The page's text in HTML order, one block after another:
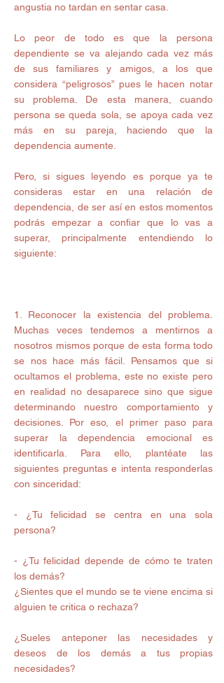
angustia no tardan en sentar casa.
Lo peor de todo es que la persona
dependiente se va alejando cada vez más
de sus familiares y amigos, a los que
considera “peligrosos” pues le hacen notar
su problema. De esta manera, cuando
persona se queda sola, se apoya cada vez
más en su pareja, haciendo que la
dependencia aumente.
Pero, si sigues leyendo es porque ya te
consideras estar en una relación de
dependencia, de ser así en estos momentos
podrás empezar a confiar que lo vas a
superar, principalmente entendiendo lo
siguiente:
1. Reconocer la existencia del problema.
Muchas veces tendemos a mentirnos a
nosotros mismos porque de esta forma todo
se nos hace más fácil. Pensamos que si
ocultamos el problema, este no existe pero
en realidad no desaparece sino que sigue
determinando nuestro comportamiento y
decisiones. Por eso, el primer paso para
superar la dependencia emocional es
identificarla. Para ello, plantéate las
siguientes preguntas e intenta responderlas
con sinceridad:
- ¿Tu felicidad se centra en una sola
persona?
- ¿Tu felicidad depende de cómo te traten
los demás?
¿Sientes que el mundo se te viene encima si
alguien te critica o rechaza?
¿Sueles anteponer las necesidades y
deseos de los demás a tus propias
necesidades?